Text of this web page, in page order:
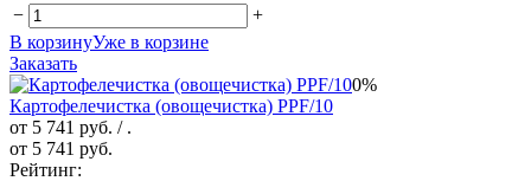
−
+
В корзинуУже в корзине
Заказать
0%
Картофелечистка (овощечистка) PPF/10
от 5 741 руб. / .
от 5 741 руб.
Рейтинг: